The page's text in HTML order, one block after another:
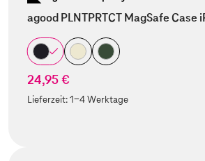
agood PLNTPRTCT MagSafe Case
24,95 €
Lieferzeit:1-4 Werktage